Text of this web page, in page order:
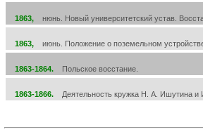
1863, нюнь. Новый университетский устав.
1863, июнь. Положение о поземельном
1863-1864. Польское восстание.
1863-1866. Деятельность кружка Н. А. Ишутина и